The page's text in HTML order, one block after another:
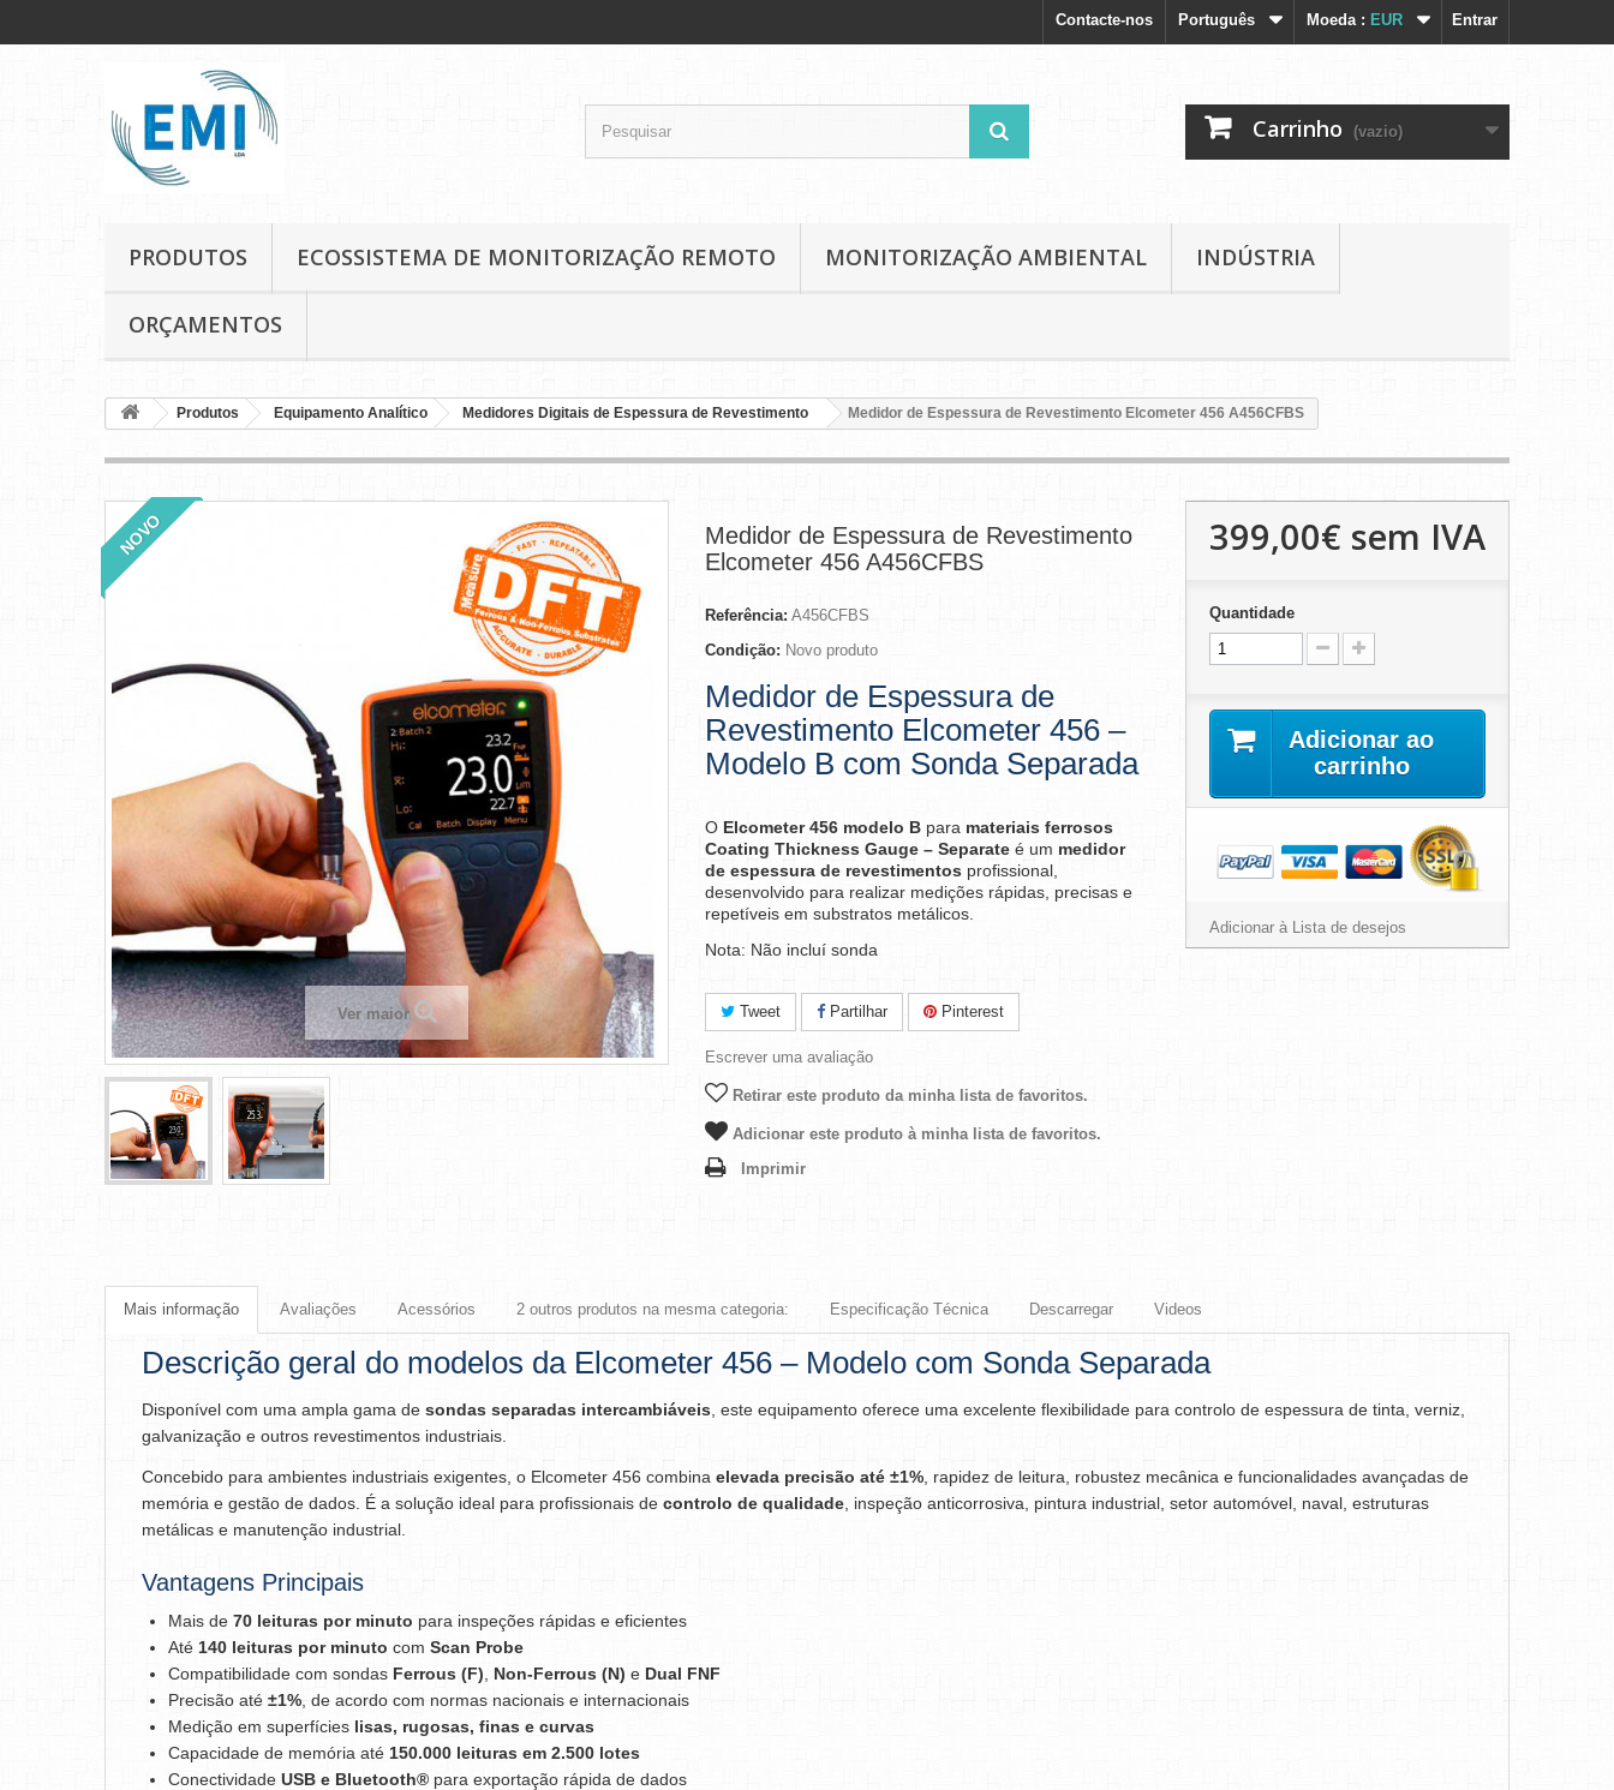
Entrar
Moeda : EUR
Português
Contacte-nos
Carrinho (vazio)
PRODUTOS ECOSSISTEMA DE MONITORIZAÇÃO REMOTO MONITORIZAÇÃO AMBIENTAL INDÚSTRIA
ORÇAMENTOS
Produtos Equipamento Analítico Medidores Digitais de Espessura de Revestimento Medidor de Espessura de Revestimento Elcometer 456 A456CFBS
NOVO
Ver maior
Medidor de Espessura de Revestimento
Elcometer 456 A456CFBS
Referência: A456CFBS
Condição: Novo produto
Medidor de Espessura de
Revestimento Elcometer 456 –
Modelo B com Sonda Separada
O Elcometer 456 modelo B para materiais ferrosos
Coating Thickness Gauge – Separate é um medidor
de espessura de revestimentos profissional,
desenvolvido para realizar medições rápidas, precisas e
repetíveis em substratos metálicos.
Nota: Não incluí sonda
Tweet Partilhar Pinterest
Escrever uma avaliação
Retirar este produto da minha lista de favoritos.
Adicionar este produto à minha lista de favoritos.
Imprimir
399,00€ sem IVA
Quantidade
Adicionar ao
carrinho
Adicionar à Lista de desejos
Mais informação Avaliações Acessórios 2 outros produtos na mesma categoria: Especificação Técnica Descarregar Videos
Descrição geral do modelos da Elcometer 456 – Modelo com Sonda Separada
Disponível com uma ampla gama de sondas separadas intercambiáveis , este equipamento oferece uma excelente flexibilidade para controlo de espessura de tinta, verniz,
galvanização e outros revestimentos industriais.
Concebido para ambientes industriais exigentes, o Elcometer 456 combina elevada precisão até ±1% , rapidez de leitura, robustez mecânica e funcionalidades avançadas de
memória e gestão de dados. É a solução ideal para profissionais de controlo de qualidade , inspeção anticorrosiva, pintura industrial, setor automóvel, naval, estruturas
metálicas e manutenção industrial.
Vantagens Principais
Mais de 70 leituras por minuto para inspeções rápidas e eficientes
Até 140 leituras por minuto com Scan Probe
Compatibilidade com sondas Ferrous (F) Non-Ferrous (N) e Dual FNF
Precisão até ±1% , de acordo com normas nacionais e internacionais
Medição em superfícies lisas, rugosas, finas e curvas
Capacidade de memória até 150.000 leituras em 2.500 lotes
Conectividade USB e Bluetooth® para exportação rápida de dados